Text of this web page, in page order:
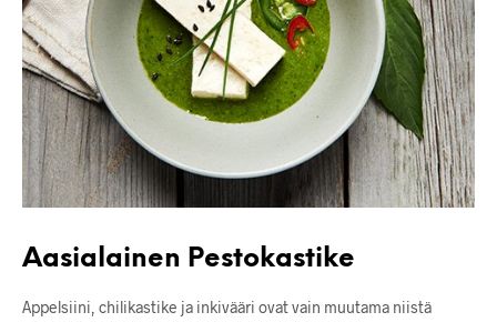
Aasialainen Pestokastike
Appelsiini, chilikastike ja inkivääri ovat vain muutama niistä